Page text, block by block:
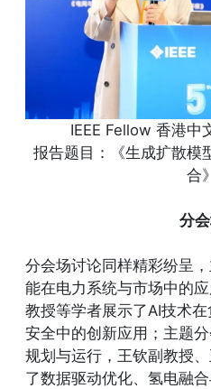
IEEE Fellow 香港中
报告题目：《生成扩散模
合》
分
分会场讨论同样精彩纷呈
能在电力系统与市场中的
教授等学者展示了AI技术
安全中的创新应用；主题
规划与运行，王钦副教授
了数据驱动优化、氢电融